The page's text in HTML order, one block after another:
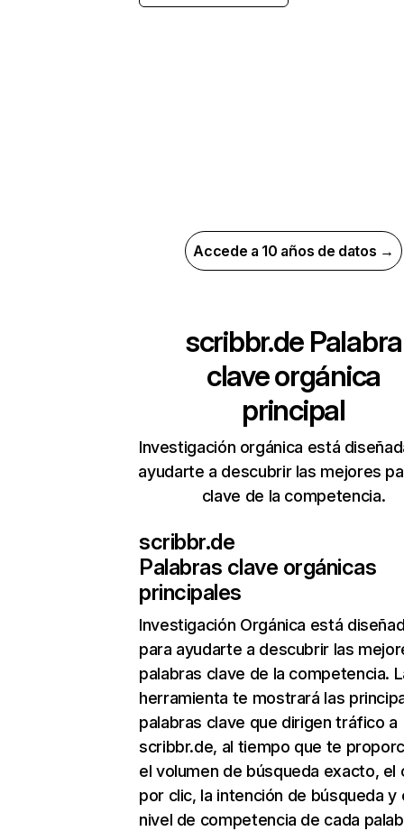
Accede a 10 años de datos →
scribbr.de Palabra
clave orgánica
principal
Investigación orgánica está
ayudarte a descubrir las mejores
clave de la competencia.
scribbr.de
Palabras clave orgánicas
principales
Investigación Orgánica está
para ayudarte a descubrir las
palabras clave de la competencia.
herramienta te mostrará las
palabras clave que dirigen tráfico a
scribbr.de, al tiempo que te
el volumen de búsqueda exacto, el
por clic, la intención de búsqueda y
nivel de competencia de cada